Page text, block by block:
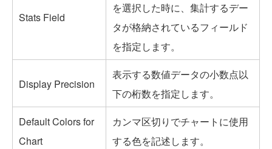
Stats Field
を選択した時に、集計するデー
タが格納されているフィールド
を指定します。
Display Precision
表示する数値データの小数点以
下の桁数を指定します。
Default Colors for
Chart
カンマ区切りでチャートに使用
する色を記述します。